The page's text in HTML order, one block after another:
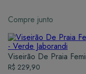
Compre junto
Viseirão De Praia
Verde Jaborandi
R$ 229,90